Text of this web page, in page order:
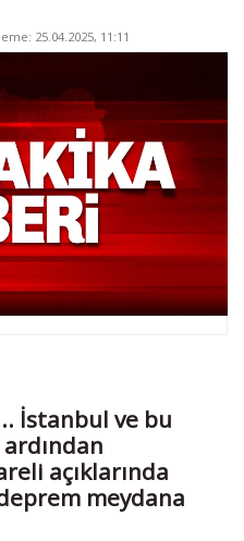
25.04.2025, 11:11
İstanbul ve bu
açıklarında
meydana